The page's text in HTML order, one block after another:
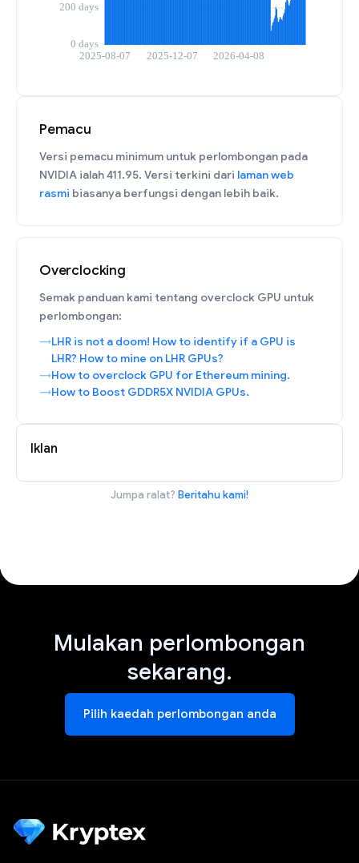
Pemacu
Versi pemacu minimum untuk perlombongan pada
NVIDIA ialah 411.95. Versi terkini dari laman web
rasmi biasanya berfungsi dengan lebih baik.
Overclocking
Semak panduan kami tentang overclock GPU untuk
perlombongan:
LHR is not a doom! How to identify if a GPU is
LHR? How to mine on LHR GPUs?
How to overclock GPU for Ethereum mining.
How to Boost GDDR5X NVIDIA GPUs.
Iklan
Jumpa ralat? Beritahu kami!
Mulakan perlombongan
sekarang.
Pilih kaedah perlombongan anda